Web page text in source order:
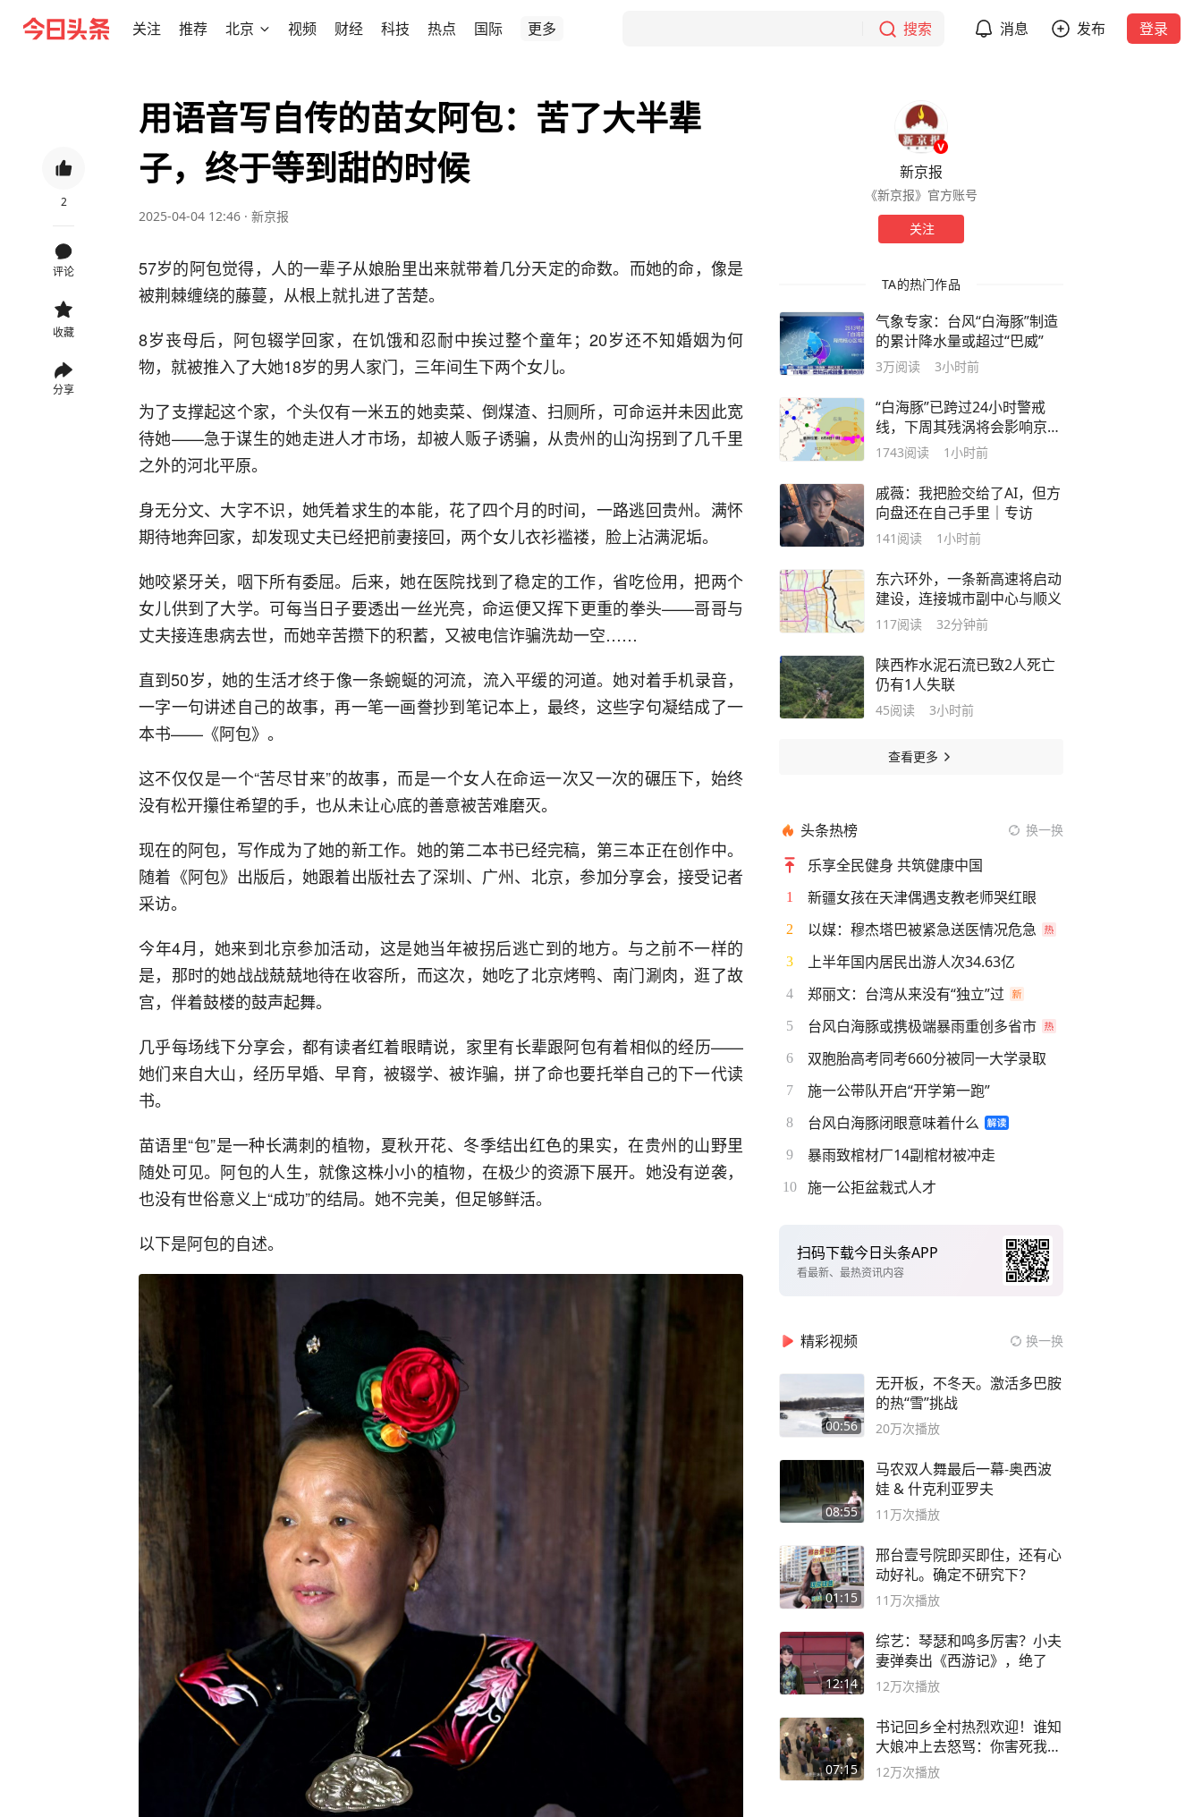
关注 推荐 北京 视频 财经 科技 热点 国际 更多 搜索 消息 发布 登录
2
评论
收藏
分享
用语音写自传的苗女阿包：苦了大半辈
子，终于等到甜的时候
2025-04-04 12:46 · 新京报
57岁的阿包觉得，人的一辈子从娘胎里出来就带着几分天定的命数。而她的命，像是
被荆棘缠绕的藤蔓，从根上就扎进了苦楚。
8岁丧母后，阿包辍学回家，在饥饿和忍耐中挨过整个童年；20岁还不知婚姻为何
物，就被推入了大她18岁的男人家门，三年间生下两个女儿。
为了支撑起这个家，个头仅有一米五的她卖菜、倒煤渣、扫厕所，可命运并未因此宽
待她——急于谋生的她走进人才市场，却被人贩子诱骗，从贵州的山沟拐到了几千里
之外的河北平原。
身无分文、大字不识，她凭着求生的本能，花了四个月的时间，一路逃回贵州。满怀
期待地奔回家，却发现丈夫已经把前妻接回，两个女儿衣衫褴褛，脸上沾满泥垢。
她咬紧牙关，咽下所有委屈。后来，她在医院找到了稳定的工作，省吃俭用，把两个
女儿供到了大学。可每当日子要透出一丝光亮，命运便又挥下更重的拳头——哥哥与
丈夫接连患病去世，而她辛苦攒下的积蓄，又被电信诈骗洗劫一空……
直到50岁，她的生活才终于像一条蜿蜒的河流，流入平缓的河道。她对着手机录音，
一字一句讲述自己的故事，再一笔一画誊抄到笔记本上，最终，这些字句凝结成了一
本书——《阿包》。
这不仅仅是一个“苦尽甘来”的故事，而是一个女人在命运一次又一次的碾压下，始终
没有松开攥住希望的手，也从未让心底的善意被苦难磨灭。
现在的阿包，写作成为了她的新工作。她的第二本书已经完稿，第三本正在创作中。
随着《阿包》出版后，她跟着出版社去了深圳、广州、北京，参加分享会，接受记者
采访。
今年4月，她来到北京参加活动，这是她当年被拐后逃亡到的地方。与之前不一样的
是，那时的她战战兢兢地待在收容所，而这次，她吃了北京烤鸭、南门涮肉，逛了故
宫，伴着鼓楼的鼓声起舞。
几乎每场线下分享会，都有读者红着眼睛说，家里有长辈跟阿包有着相似的经历——
她们来自大山，经历早婚、早育，被辍学、被诈骗，拼了命也要托举自己的下一代读
书。
苗语里“包”是一种长满刺的植物，夏秋开花、冬季结出红色的果实，在贵州的山野里
随处可见。阿包的人生，就像这株小小的植物，在极少的资源下展开。她没有逆袭，
也没有世俗意义上“成功”的结局。她不完美，但足够鲜活。
以下是阿包的自述。
新京报
《新京报》官方账号
关注
TA的热门作品
气象专家：台风“白海豚”制造
的累计降水量或超过“巴威”
3万阅读 3小时前
“白海豚”已跨过24小时警戒
线，下周其残涡将会影响京津
冀等地
1743阅读 1小时前
戚薇：我把脸交给了AI，但方
向盘还在自己手里｜专访
141 阅读 1小时前
东六环外，一条新高速将启动
建设，连接城市副中心与顺义
117阅读 32分钟前
陕西柞水泥石流已致2人死亡
仍有1人失联
45阅读 3小时前
查看更多
头条热榜 换一换
乐享全民健身 共筑健康中国
1 新疆女孩在天津偶遇支教老师哭红眼
2 以媒：穆杰塔巴被紧急送医情况危急
3 上半年国内居民出游人次34.63亿
4 郑丽文：台湾从来没有“独立”过
5 台风白海豚或携极端暴雨重创多省市
6 双胞胎高考同考660分被同一大学录取
7 施一公带队开启“开学第一跑”
8 台风白海豚闭眼意味着什么
9 暴雨致棺材厂14副棺材被冲走
10 施一公拒盆栽式人才
扫码下载今日头条APP
看最新、最热资讯内容
精彩视频 换一换
00:56
无开板，不冬天。激活多巴胺
的热“雪”挑战
20万次播放
08:55
马农双人舞最后一幕-奥西波
娃 & 什克利亚罗夫
11万次播放
01:15
邢台壹号院即买即住，还有心
动好礼。确定不研究下？
11万次播放
12:14
综艺：琴瑟和鸣多厉害？小夫
妻弹奏出《西游记》，绝了
12万次播放
07:15
书记回乡全村热烈欢迎！谁知
大娘冲上去怒骂：你害死我儿
子
12万次播放